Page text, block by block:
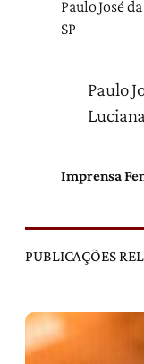
Paulo José
SP
Paulo
Imprensa
PUBLICAÇÕES